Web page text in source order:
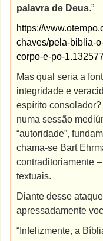
palavra de Deus.”
https://
chaves/pela-biblia-
corpo-e-po-
Mas qual seria a
integridade e
espírito
numa sessão
“autoridade”,
chama-se Bart
contraditoriamente
textuais.
Diante desse
apressadamente
“Infelizmente, a